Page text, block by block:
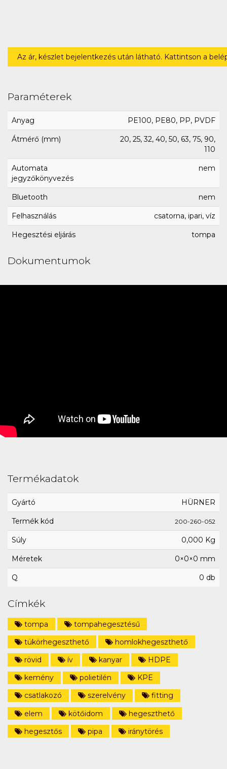
Az ár, készlet bejelentkezés után látható. Kattintson a
Paraméterek
Anyag PE100, PE80, PP, PVDF
Átmérő (mm)
20, 25, 32, 40, 50, 63, 75, 90,
110
Automata
jegyzőkönyvezés
nem
Bluetooth nem
Felhasználás csatorna, ipari, víz
Hegesztési eljárás tompa
Dokumentumok
Termékadatok
Gyártó HÜRNER
Termék kód 200-260-052
Súly 0,000 Kg
Méretek 0×0×0 mm
Q 0 db
Címkék
tompa
tompahegesztésű
tükörhegeszthető
homlokhegeszthető
rövid
ív kanyar
HDPE
kemény
polietilén
KPE
csatlakozó
szerelvény
fitting
elem
kötőidom
hegeszthető
hegesztős
pipa iránytörés